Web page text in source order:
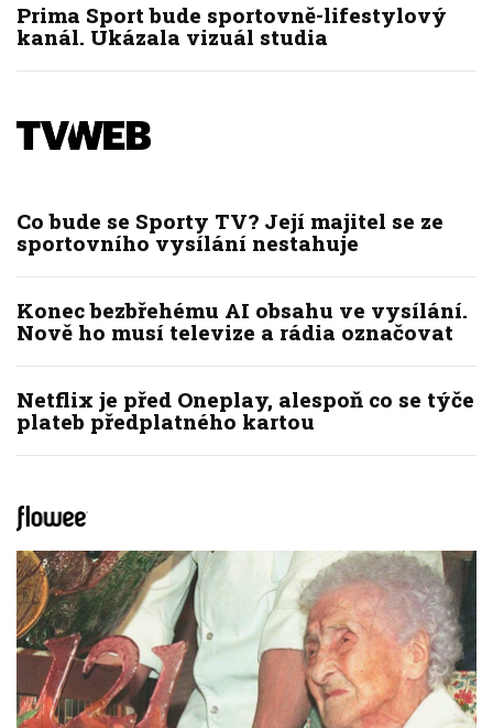
Prima Sport bude sportovně-lifestylový
kanál. Ukázala vizuál studia
Co bude se Sporty TV? Její majitel se ze
sportovního vysílání nestahuje
Konec bezbřehému AI obsahu ve vysílání.
Nově ho musí televize a rádia označovat
Netflix je před Oneplay, alespoň co se týče
plateb předplatného kartou